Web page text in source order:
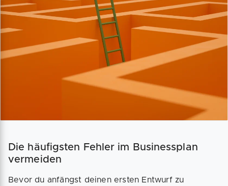
Die häufigsten Fehler im Businessplan
vermeiden
Bevor du anfängst deinen ersten Entwurf zu